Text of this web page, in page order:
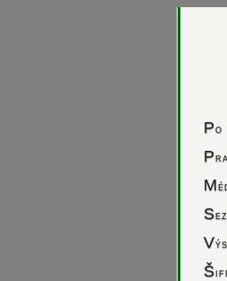
Po
P
M
S
V
Š